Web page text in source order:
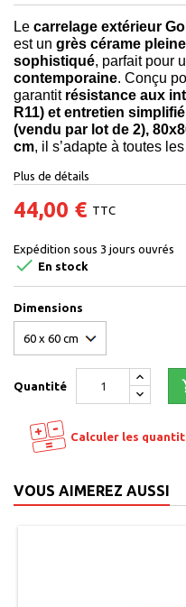
Le carrelage extérieur
est un grès cérame
sophistiqué, parfait pour
contemporaine. Conçu
garantit résistance aux
R11) et entretien simplifié
(vendu par lot de 2),
cm, il s’adapte à toutes
Plus de détails
44,00 € TTC
Expédition sous 3 jours ouvrés
 En stock
Dimensions
Quantité
Calculer les
VOUS AIMEREZ AUSSI